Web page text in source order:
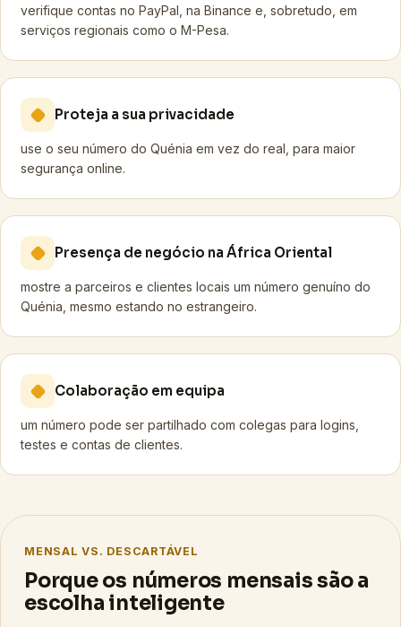
verifique contas no PayPal, na Binance e, sobretudo, em
serviços regionais como o M-Pesa.
Proteja a sua privacidade
use o seu número do Quénia em vez do real, para maior
segurança online.
Presença de negócio na África Oriental
mostre a parceiros e clientes locais um número genuíno do
Quénia, mesmo estando no estrangeiro.
Colaboração em equipa
um número pode ser partilhado com colegas para logins,
testes e contas de clientes.
MENSAL VS. DESCARTÁVEL
Porque os números mensais são a
escolha inteligente